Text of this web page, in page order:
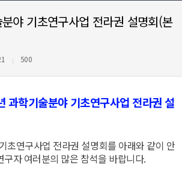
야 기초연구사업 전라권 설명회(본
500
과학기술분야 기초연구사업 전라권 설
초연구사업 전라권 설명회를 아래와 같이 안
구자 여러분의 많은 참석을 바랍니다.